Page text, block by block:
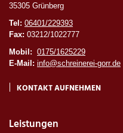
35305 Grünberg
Tel: 06401/229393
Fax: 03212/1022777
Mobil: 0175/1625229
E-Mail: info@schreinerei-gorr.de
KONTAKT AUFNEHMEN
Leistungen